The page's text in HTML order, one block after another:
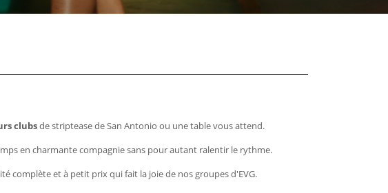
clubsde striptease de San Antonio ou une table vous attend.
en charmante compagnie sans pour autant ralentir le rythme.
complète et à petit prix qui fait la joie de nos groupes d'EVG.